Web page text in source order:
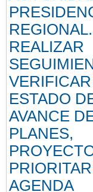
REGIONAL.
REALIZAR
ESTADO
AVANCE
PLANES,
AGENDA